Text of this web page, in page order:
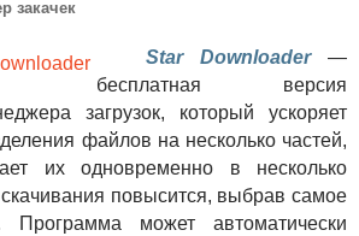
закачек
Star Downloader—
бесплатная версия
загрузок, который ускоряет
файлов на несколько частей,
их одновременно в несколько
скачивания повысится, выбрав самое
Программа может автоматически